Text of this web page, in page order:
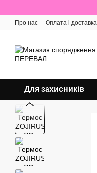
Про нас Оплата і доставка
Для захисників